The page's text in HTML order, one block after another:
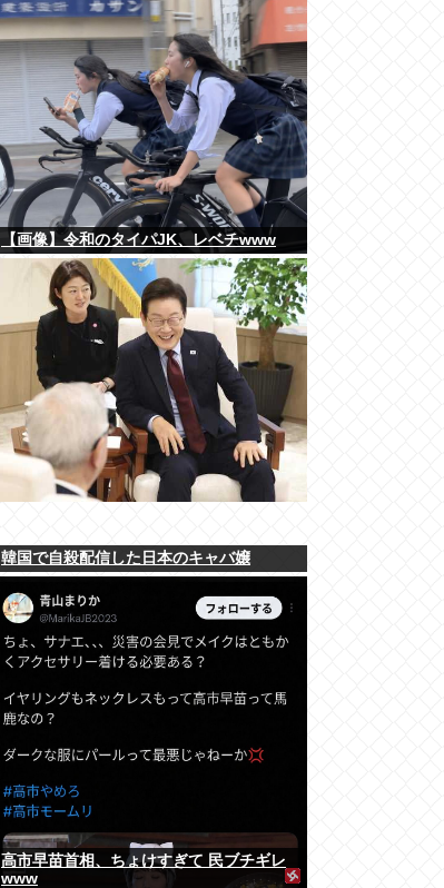
【画像】令和のタイパJK、レベチwww
韓国で自殺配信した日本のキャバ嬢
高市早苗首相、ちょけすぎて 民ブチギレ
www